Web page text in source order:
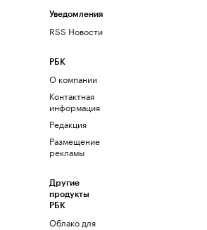
Уведомления
RSS Новости
РБК
О компании
Контактная
информация
Редакция
Размещение
рекламы
Другие
продукты
РБК
Облако для